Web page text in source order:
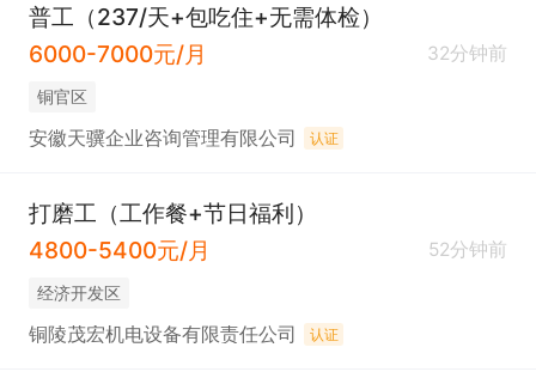
普工（237/天+包吃住+无需体检）
6000-7000元/月
32分钟前
铜官区
安徽天骥企业咨询管理有限公司 认证
打磨工（工作餐+节日福利）
4800-5400元/月
52分钟前
经济开发区
铜陵茂宏机电设备有限责任公司 认证